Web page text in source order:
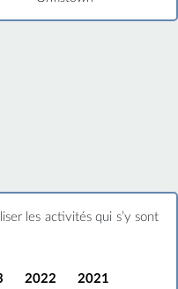
les activités qui s’y sont
2022 2021